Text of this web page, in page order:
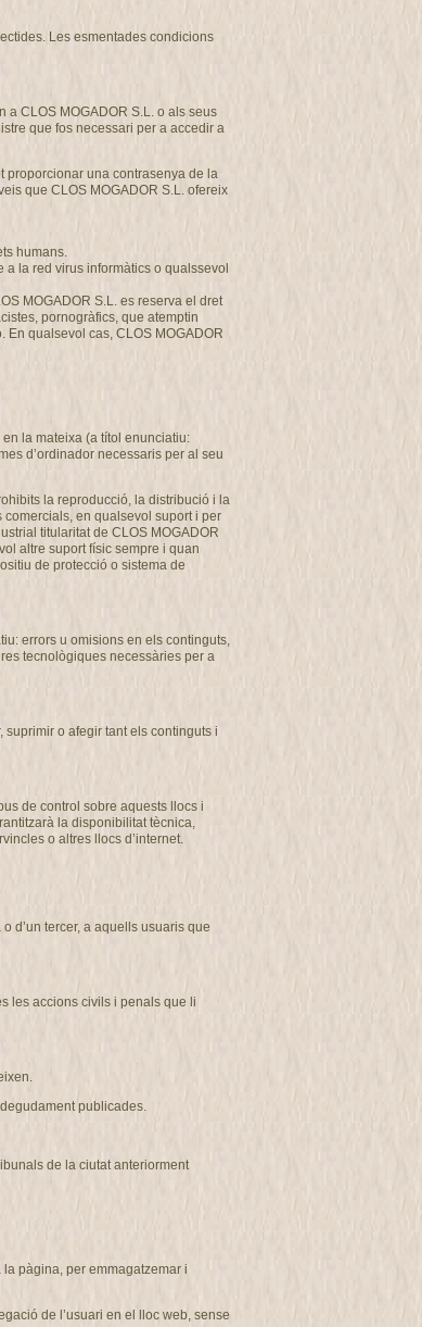
Les esmentades condicions
a CLOS MOGADOR S.L. o als seus
que fos necessari per a accedir a
proporcionar una contrasenya de la
que CLOS MOGADOR S.L. ofereix
humans.
la red virus informàtics o qualssevol
MOGADOR S.L. es reserva el dret
pornogràfics, que atemptin
qualsevol cas, CLOS MOGADOR
la mateixa (a títol enunciatiu:
d’ordinador necessaris per al seu
la reproducció, la distribució i la
en qualsevol suport i per
titularitat de CLOS MOGADOR
altre suport físic sempre i quan
de protecció o sistema de
errors u omisions en els continguts,
tecnològiques necessàries per a
suprimir o afegir tant els continguts i
de control sobre aquests llocs i
la disponibilitat tècnica,
o altres llocs d’internet.
d’un tercer, a aquells usuaris que
les accions civils i penals que li
publicades.
de la ciutat anteriorment
pàgina, per emmagatzemar i
de l’usuari en el lloc web, sense